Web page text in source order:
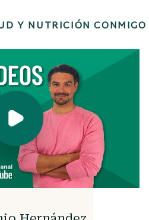
Y NUTRICIÓN CONMIGO